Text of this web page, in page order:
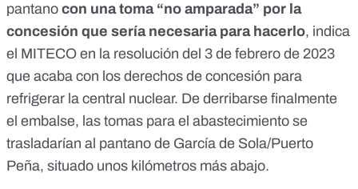
pantano con una toma “no amparada” por la
concesión que sería necesaria para hacerlo, indica
el MITECO en la resolución del 3 de febrero de 2023
que acaba con los derechos de concesión para
refrigerar la central nuclear. De derribarse finalmente
el embalse, las tomas para el abastecimiento se
trasladarían al pantano de García de Sola/Puerto
Peña, situado unos kilómetros más abajo.